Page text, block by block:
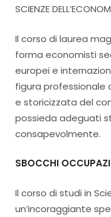
SCIENZE
Il corso di laurea
forma economisti
europei e
figura professionale
e storicizzata del
possieda adeguati
consapevolmente.
SBOCCHI
Il corso di studi in
un’incoraggiante